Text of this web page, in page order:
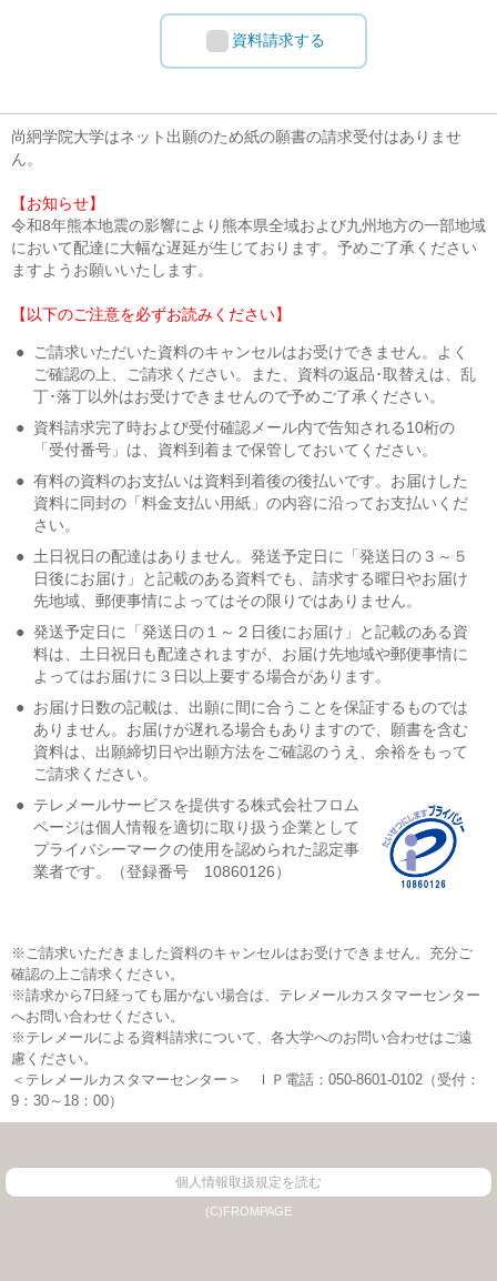
資料請求する
尚絅学院大学はネット出願のため紙の願書の請求受付はありませ
ん。
【お知らせ】
令和8年熊本地震の影響により熊本県全域および九州地方の一部地域
において配達に大幅な遅延が生じております。予めご了承ください
ますようお願いいたします。
【以下のご注意を必ずお読みください】
●
ご請求いただいた資料のキャンセルはお受けできません。よく
ご確認の上、ご請求ください。また、資料の返品･取替えは、乱
丁･落丁以外はお受けできませんので予めご了承ください。
● 資料請求完了時および受付確認メール内で告知される10桁の
「受付番号」は、資料到着まで保管しておいてください。
● 有料の資料のお支払いは資料到着後の後払いです。お届けした
資料に同封の「料金支払い用紙」の内容に沿ってお支払いくだ
さい。
● 土日祝日の配達はありません。発送予定日に「発送日の３～５
日後にお届け」と記載のある資料でも、請求する曜日やお届け
先地域、郵便事情によってはその限りではありません。
● 発送予定日に「発送日の１～２日後にお届け」と記載のある資
料は、土日祝日も配達されますが、お届け先地域や郵便事情に
よってはお届けに３日以上要する場合があります。
● お届け日数の記載は、出願に間に合うことを保証するものでは
ありません。お届けが遅れる場合もありますので、願書を含む
資料は、出願締切日や出願方法をご確認のうえ、余裕をもって
ご請求ください。
● テレメールサービスを提供する株式会社フロム
ページは個人情報を適切に取り扱う企業として
プライバシーマークの使用を認められた認定事
業者です。（登録番号 10860126）
※ご請求いただきました資料のキャンセルはお受けできません。充分ご
確認の上ご請求ください。
※請求から7日経っても届かない場合は、テレメールカスタマーセンター
へお問い合わせください。
※テレメールによる資料請求について、各大学へのお問い合わせはご遠
慮ください。
＜テレメールカスタマーセンター＞ ＩＰ電話：050-8601-0102（受付：
9：30～18：00）
個人情報取扱規定を読む
(C)FROMPAGE